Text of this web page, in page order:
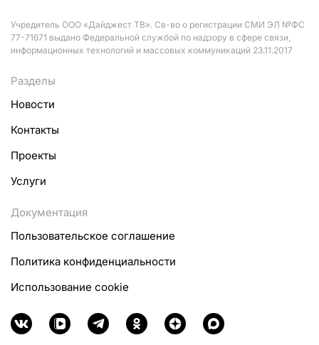
Учредитель ООО «Дайджест ТВ». Св-во о регистрации СМИ ЭЛ №ФС
77-71671 выдано Федеральной службой по надзору в сфере связи,
информационных технологий и массовых коммуникаций 23.11.2017
Разделы
Новости
Контакты
Проекты
Услуги
Документация
Пользовательское соглашение
Политика конфиденциальности
Использование cookie